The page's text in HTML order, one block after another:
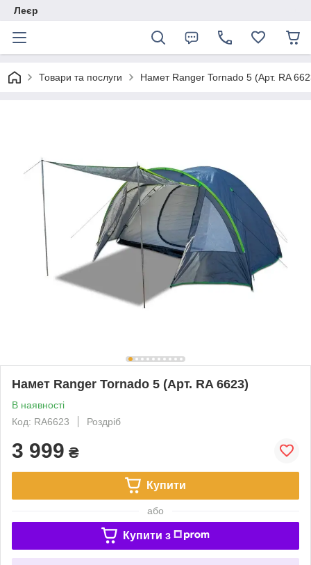
Леєр
Товари та послуги Намет Ranger Tornado 5 (Арт. RA
Намет Ranger Tornado 5 (Арт. RA 6623)
В наявності
Код: RA6623
Роздріб
3 999 ₴
Купити
або
Купити з